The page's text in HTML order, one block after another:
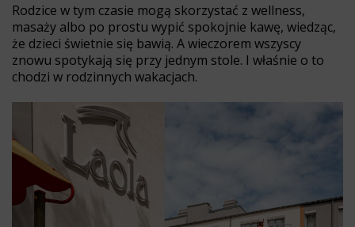
Rodzice w tym czasie mogą skorzystać z wellness,
masaży albo po prostu wypić spokojnie kawę, wiedząc,
że dzieci świetnie się bawią. A wieczorem wszyscy
znowu spotykają się przy jednym stole. I właśnie o to
chodzi w rodzinnych wakacjach.